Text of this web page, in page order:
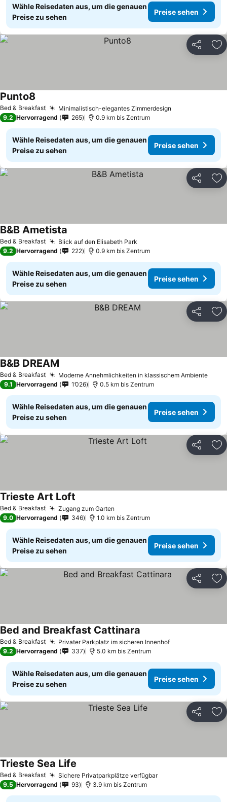
Wähle Reisedaten aus, um die genauen
Preise zu sehen
Preise sehen
Teilen
Bed & Breakfast Minimalistisch-elegantes Zimmerdesign
Punto8
9.2 Hervorragend 265 0.9 km bis Zentrum
Wähle Reisedaten aus, um die genauen
Preise zu sehen
Preise sehen
Teilen
Bed & Breakfast Blick auf den Elisabeth Park
B&B Ametista
9.2 Hervorragend 222 0.9 km bis Zentrum
Wähle Reisedaten aus, um die genauen
Preise zu sehen
Preise sehen
Teilen
Bed & Breakfast Moderne Annehmlichkeiten in klassischem Ambiente
B&B DREAM
9.1 Hervorragend 1’026 0.5 km bis Zentrum
Wähle Reisedaten aus, um die genauen
Preise zu sehen
Preise sehen
Teilen
Bed & Breakfast Zugang zum Garten
Trieste Art Loft
9.0 Hervorragend 346 1.0 km bis Zentrum
Wähle Reisedaten aus, um die genauen
Preise zu sehen
Preise sehen
Teilen
Bed & Breakfast Privater Parkplatz im sicheren Innenhof
Bed and Breakfast Cattinara
9.2 Hervorragend 337 5.0 km bis Zentrum
Wähle Reisedaten aus, um die genauen
Preise zu sehen
Preise sehen
Teilen
Bed & Breakfast Sichere Privatparkplätze verfügbar
Trieste Sea Life
9.5 Hervorragend 93 3.9 km bis Zentrum